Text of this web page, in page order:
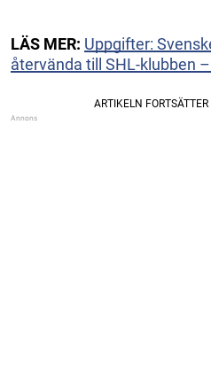
LÄS MER: Uppgifter:
återvända till SHL-klubben